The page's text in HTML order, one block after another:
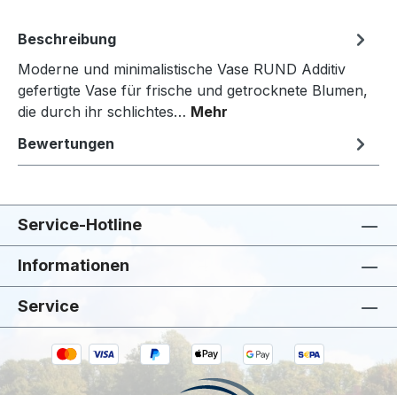
Beschreibung
Moderne und minimalistische Vase RUND Additiv
gefertigte Vase für frische und getrocknete Blumen,
die durch ihr schlichtes… Mehr
Bewertungen
Service-Hotline
Informationen
Service